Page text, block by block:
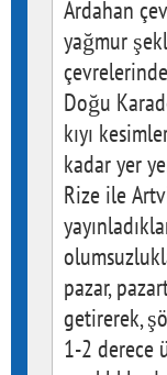
Ardahan
yağmur
Doğu
kıyı
kadar yer
Rize ile
pazar,
getirerek,
1-2 derece